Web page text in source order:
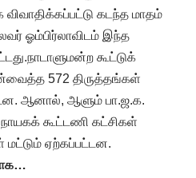
கடந்த மாதம்
ஓம்பிர்லாவிடம் இந்த
கூட்டுக்
572 திருத்தங்கள்
ஆனால், ஆளும் பா.ஜ.க.
கூட்டணி கட்சிகள்
ஏற்கப்பட்டன.